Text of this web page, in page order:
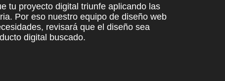
tu proyecto digital triunfe aplicando las
. Por eso nuestro equipo de diseño web
revisará que el diseño sea
digital buscado.